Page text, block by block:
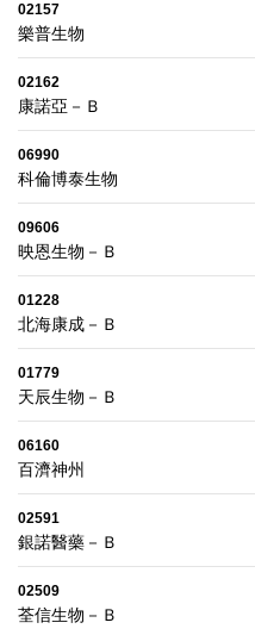
02157
樂普生物
02162
康諾亞－Ｂ
06990
科倫博泰生物
09606
映恩生物－Ｂ
01228
北海康成－Ｂ
01779
天辰生物－Ｂ
06160
百濟神州
02591
銀諾醫藥－Ｂ
02509
荃信生物－Ｂ